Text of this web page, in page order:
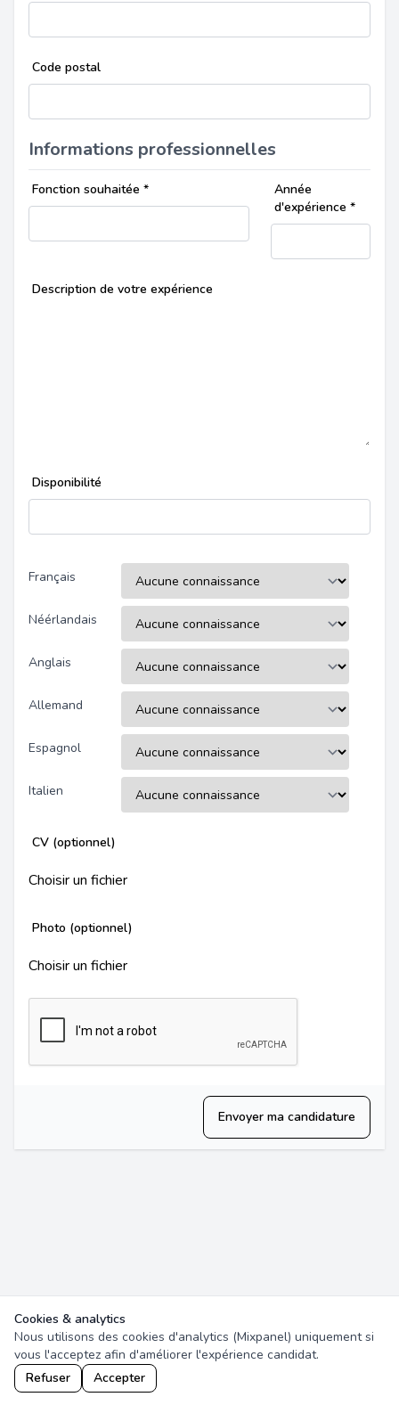
Code postal
Informations professionnelles
Fonction souhaitée *
Année
d'expérience *
Description de votre expérience
Disponibilité
Français
Néérlandais
Anglais
Allemand
Espagnol
Italien
CV (optionnel)
Choisir un fichier
Photo (optionnel)
Choisir un fichier
Envoyer ma candidature
Cookies & analytics
Nous utilisons des cookies d'analytics (Mixpanel) uniquement si
vous l'acceptez afin d'améliorer l'expérience candidat.
Refuser
Accepter